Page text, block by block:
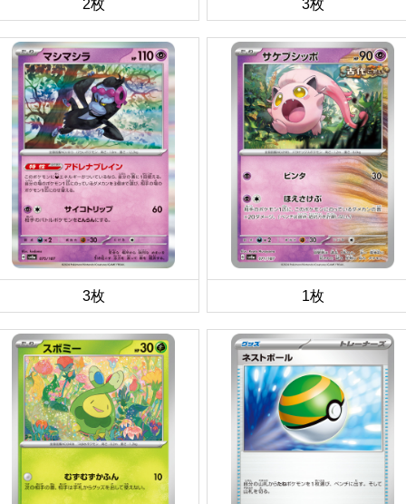
2枚 3枚
3枚 1枚